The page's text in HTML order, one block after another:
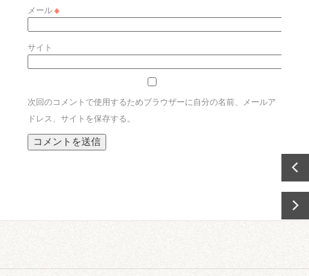
メール※
サイト
次回のコメントで使用するためブラウザーに自分の名前、メールア
ドレス、サイトを保存する。